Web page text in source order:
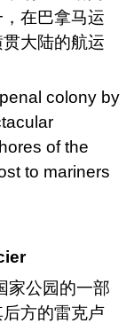
在巴拿马运
大陆的航运
colony by
of the
to mariners
家公园的一部
方的雷克卢